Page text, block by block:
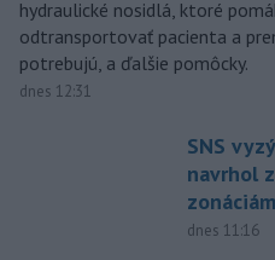
hydraulické nosidlá, ktoré
odtransportovať pacienta a
potrebujú, a ďalšie pomôcky.
dnes 12:31
SNS
navrhol
zonáciám
dnes 11:16